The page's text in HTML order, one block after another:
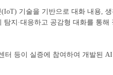
기술을 기반으로 대화 내용,
탐지·대응하고 공감형 대화를 통
터 등이 실증에 참여하여 개발된